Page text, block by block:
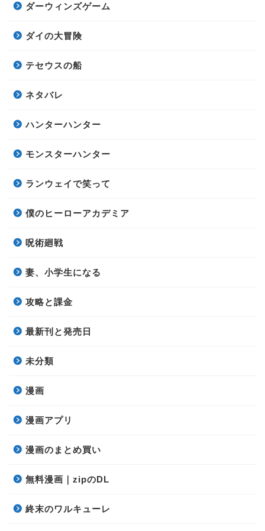
ダーウィンズゲーム
ダイの大冒険
テセウスの船
ネタバレ
ハンターハンター
モンスターハンター
ランウェイで笑って
僕のヒーローアカデミア
呪術廻戦
妻、小学生になる
攻略と課金
最新刊と発売日
未分類
漫画
漫画アプリ
漫画のまとめ買い
無料漫画｜zipのDL
終末のワルキューレ